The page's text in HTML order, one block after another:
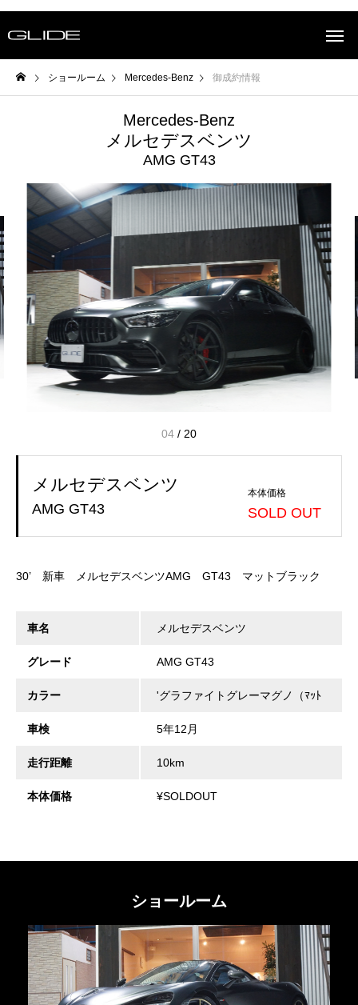
ショールーム Mercedes-Benz 御成約情報
Mercedes-Benz
メルセデスベンツ
AMG GT43
04 / 20
メルセデスベンツ
AMG GT43
本体価格
SOLD OUT
30’ 新車 メルセデスベンツAMG GT43 マットブラック
車名 メルセデスベンツ
グレード AMG GT43
カラー 'グラファイトグレーマグノ（ﾏｯﾄ
車検 5年12月
走行距離 10km
本体価格 ¥SOLDOUT
ショールーム